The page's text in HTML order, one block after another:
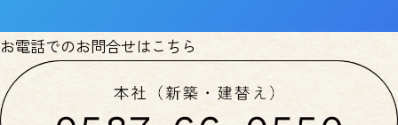
お電話でのお問合せはこちら